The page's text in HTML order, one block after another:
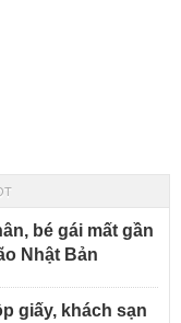
bé gái mất gần
Nhật Bản
giấy, khách sạn